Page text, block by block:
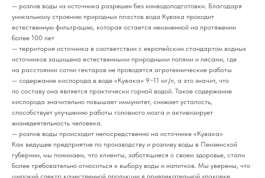
— розлив воды из источника разрешен без химводоподготовки. Благодаря
уникальному строению природных пластов вода Кувака проходит
естественную фильтрацию, которая остается неизменной на протяжении
более 100 лет
— территория источника в соответствии с европейским стандартом водных
источников защищена естественными природными полями и лесами, где
на расстоянии сотни гектаров не проводятся агротехнические работы
— содержание кислорода в воде «Кувака» 9−11 мг/л, а это значит, что
по составу она является практически горной водой. Такое содержание
кислорода значительно повышает иммунитет, снижает усталость,
способствует улучшению работы головного мозга и активизирует
жизнедеятельность человека.
— розлив воды происходит непосредственно на источнике «Кувака»
Как ведущее предприятие по производству и розливу воды в Пензенской
губернии, мы понимаем, что клиенты, заботящиеся о своем здоровье, стали
более требовательно относиться к выбору воды и напитков. Мы уверены, что
широкий спектр качественной продукции в привлекательной упаковке,